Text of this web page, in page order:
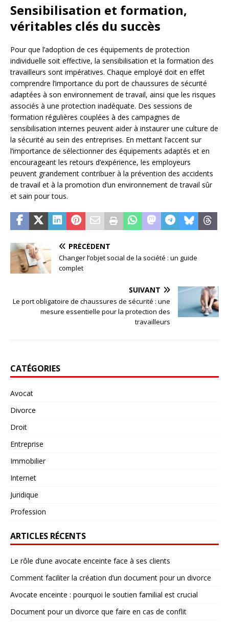
Sensibilisation et formation,
véritables clés du succès
Pour que l’adoption de ces équipements de protection
individuelle soit effective, la sensibilisation et la formation des
travailleurs sont impératives. Chaque employé doit en effet
comprendre l’importance du port de chaussures de sécurité
adaptées à son environnement de travail, ainsi que les risques
associés à une protection inadéquate. Des sessions de
formation régulières couplées à des campagnes de
sensibilisation internes peuvent aider à instaurer une culture de
la sécurité au sein des entreprises. En mettant l’accent sur
l’importance de sélectionner des équipements adaptés et en
encourageant les retours d’expérience, les employeurs
peuvent grandement contribuer à la prévention des accidents
de travail et à la promotion d’un environnement de travail sûr
et sain pour tous.
PRÉCÉDENT
Changer l’objet social de la société : un guide
complet
SUIVANT
Le port obligatoire de chaussures de sécurité : une
mesure essentielle pour la protection des
travailleurs
CATÉGORIES
Avocat
Divorce
Droit
Entreprise
Immobilier
Internet
Juridique
Profession
ARTICLES RÉCENTS
Le rôle d’une avocate enceinte face à ses clients
Comment faciliter la création d’un document pour un divorce
Avocate enceinte : pourquoi le soutien familial est crucial
Document pour un divorce que faire en cas de conflit